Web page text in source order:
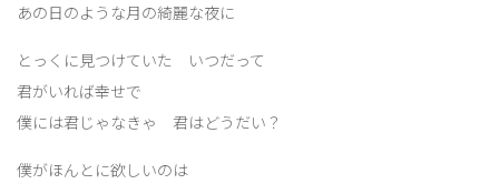
あの日のような月の綺麗な夜に
とっくに見つけていた いつだって
君がいれば幸せで
僕には君じゃなきゃ 君はどうだい？
僕がほんとに欲しいのは